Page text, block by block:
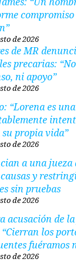
de 2026
de MR
precarias:
ni apoyo”
de 2026
“Lorena es
propia vida”
de 2026
a una jueza
y
sin pruebas
de 2026
acusación de
los
fuéramos
de 2026